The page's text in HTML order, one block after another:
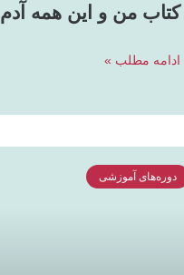
کتاب من و این همه آدم
ادامه مطلب »
دوره‌های آموزشی